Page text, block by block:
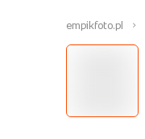
empikfoto.pl